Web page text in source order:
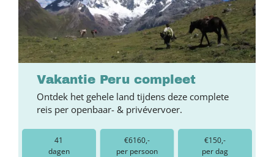
Vakantie Peru compleet
Ontdek het gehele land tijdens deze complete
reis per openbaar- & privévervoer.
41
dagen
€6160,-
per persoon
€150,-
per dag